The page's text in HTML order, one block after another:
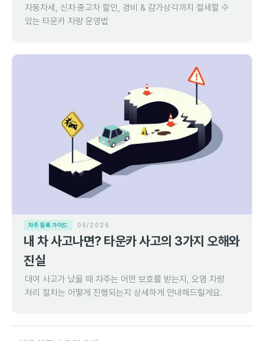
자동차세, 신차·중고차 할인, 경비 & 감가상각까지 절세할 수
있는 타운카 차량 운영법
차주 등록 가이드 05/2025
내 차 사고나면? 타운카 사고의 3가지 오해와
진실
대여 사고가 났을 때 차주는 어떤 보호를 받는지, 오염 차량
처리 절차는 어떻게 진행되는지 상세하게 안내해드릴게요.